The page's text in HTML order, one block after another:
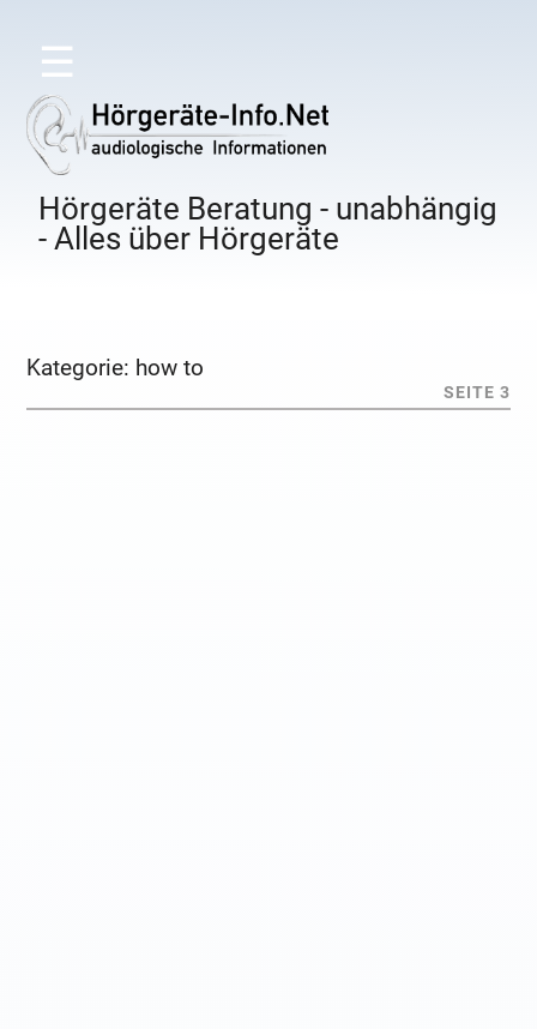
☰
Hörgeräte Beratung - unabhängig
- Alles über Hörgeräte
Kategorie: how to
SEITE 3